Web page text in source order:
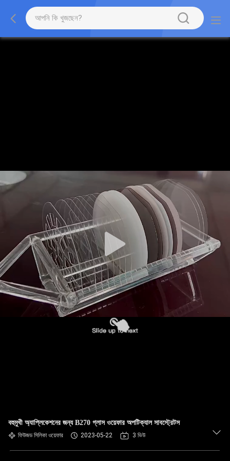
বহুমুখী অ্যাপ্লিকেশনের জন্য B270 গ্লাস ওয়েফার অপটিক্যাল সাবস্ট্রেটস
ফিউজড সিলিকা ওয়েফার 2023-05-22 3 ভিউ